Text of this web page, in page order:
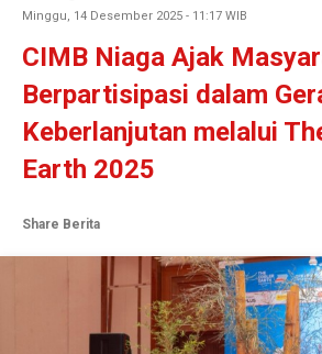
Minggu, 14 Desember 2025 - 11:17 WIB
CIMB Niaga Ajak
Berpartisipasi dalam
Keberlanjutan melalui
Earth 2025
Share Berita